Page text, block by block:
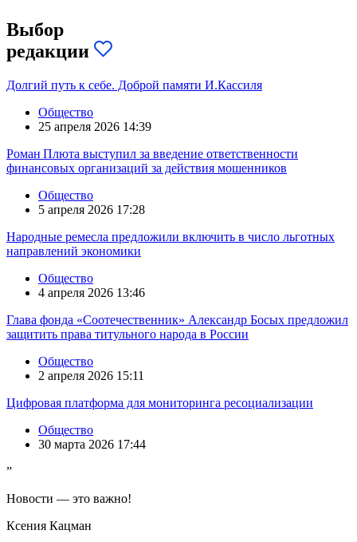
Выбор
редакции
Долгий путь к себе. Доброй памяти И.Кассиля
Общество
25 апреля 2026 14:39
Роман Плюта выступил за введение ответственности
финансовых организаций за действия мошенников
Общество
5 апреля 2026 17:28
Народные ремесла предложили включить в число льготных
направлений экономики
Общество
4 апреля 2026 13:46
Глава фонда «Соотечественник» Александр Босых предложил
защитить права титульного народа в России
Общество
2 апреля 2026 15:11
Цифровая платформа для мониторинга ресоциализации
Общество
30 марта 2026 17:44
”
Новости — это важно!
Ксения Кацман